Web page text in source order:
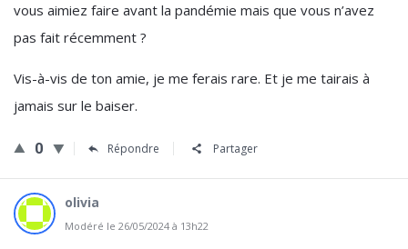
vous aimiez faire avant la pandémie mais que vous n’avez
pas fait récemment ?
Vis-à-vis de ton amie, je me ferais rare. Et je me tairais à
jamais sur le baiser.
0 Répondre Partager
olivia
Modéré le 26/05/2024 à 13h22